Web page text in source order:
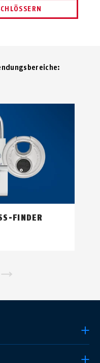
FINDER